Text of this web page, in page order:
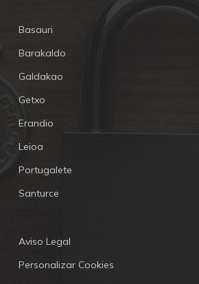
Basauri
Barakaldo
Galdakao
Getxo
Erandio
Leioa
Portugalete
Santurce
Aviso Legal
Personalizar Cookies